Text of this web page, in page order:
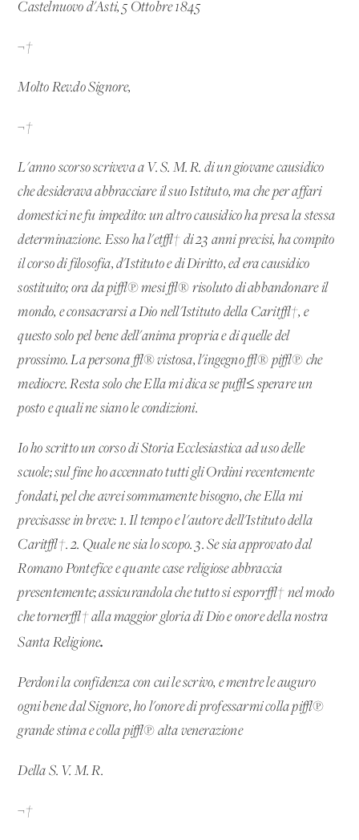
Castelnuovo d'Asti, 5 Ottobre 1845
¬†
Molto Rev.do Signore,
¬†
L'anno scorso scriveva a V. S. M. R. di un giovane causidico
che desiderava abbracciare il suo Istituto, ma che per affari
domestici ne fu impedito: un altro causidico ha presa la stessa
determinazione. Esso ha l'et√† di 23 anni precisi, ha compito
il corso di filosofia, d'Istituto e di Diritto, ed era causidico
sostituito; ora da pi√π mesi √® risoluto di abbandonare il
mondo, e consacrarsi a Dio nell'Istituto della Carit√†, e
questo solo pel bene dell'anima propria e di quelle del
prossimo. La persona √® vistosa, l'ingegno √® pi√π che
mediocre. Resta solo che Ella mi dica se pu√≤ sperare un
posto e quali ne siano le condizioni.
Io ho scritto un corso di Storia Ecclesiastica ad uso delle
scuole; sul fine ho accennato tutti gli Ordini recentemente
fondati, pel che avrei sommamente bisogno, che Ella mi
precisasse in breve: 1. Il tempo e l'autore dell'Istituto della
Carit√†. 2. Quale ne sia lo scopo. 3. Se sia approvato dal
Romano Pontefice e quante case religiose abbraccia
presentemente; assicurandola che tutto si esporr√† nel modo
che torner√† alla maggior gloria di Dio e onore della nostra
Santa Religione.
Perdoni la confidenza con cui le scrivo, e mentre le auguro
ogni bene dal Signore, ho l'onore di professarmi colla pi√π
grande stima e colla pi√π alta venerazione
Della S. V. M. R.
¬†